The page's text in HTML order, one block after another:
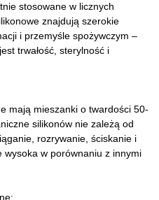
stosowane w licznych
znajdują szerokie
i przemyśle spożywczym –
trwałość, sterylność i
mają mieszanki o twardości 50-
silikonów nie zależą od
rozrywanie, ściskanie i
wysoka w porównaniu z innymi